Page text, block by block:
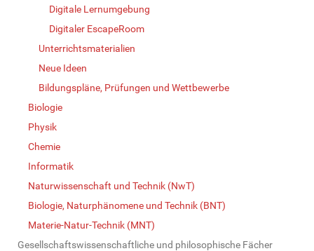
Digitale Lernumgebung
Digitaler EscapeRoom
Unterrichtsmaterialien
Neue Ideen
Bildungspläne, Prüfungen und Wettbewerbe
Biologie
Physik
Chemie
Informatik
Naturwissenschaft und Technik (NwT)
Biologie, Naturphänomene und Technik (BNT)
Materie-Natur-Technik (MNT)
Gesellschaftswissenschaftliche und philosophische Fächer